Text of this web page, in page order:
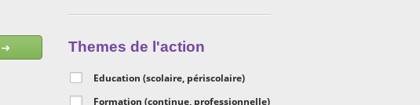
Themes de l'action
Education (scolaire, périscolaire)
Formation (continue, professionnelle)